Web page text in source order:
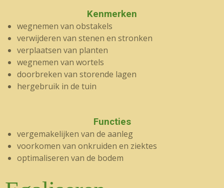
Kenmerken
wegnemen van obstakels
verwijderen van stenen en stronken
verplaatsen van planten
wegnemen van wortels
doorbreken van storende lagen
hergebruik in de tuin
Functies
vergemakelijken van de aanleg
voorkomen van onkruiden en ziektes
optimaliseren van de bodem